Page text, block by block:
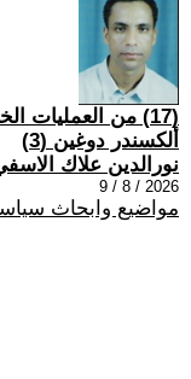
(17) من العمليات
ألكسندر دوغين (3)
نورالدين علاك
2026 / 8 / 9
مواضيع وابحاث